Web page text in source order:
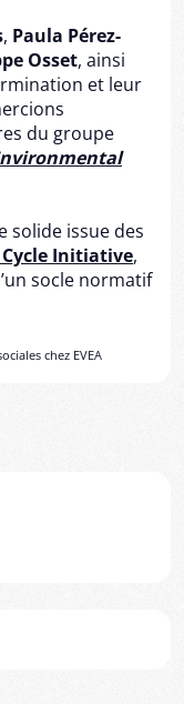
, Paula Pérez-
Osset, ainsi
et leur
du groupe
solide issue des
Cycle Initiative,
socle normatif
chez EVEA